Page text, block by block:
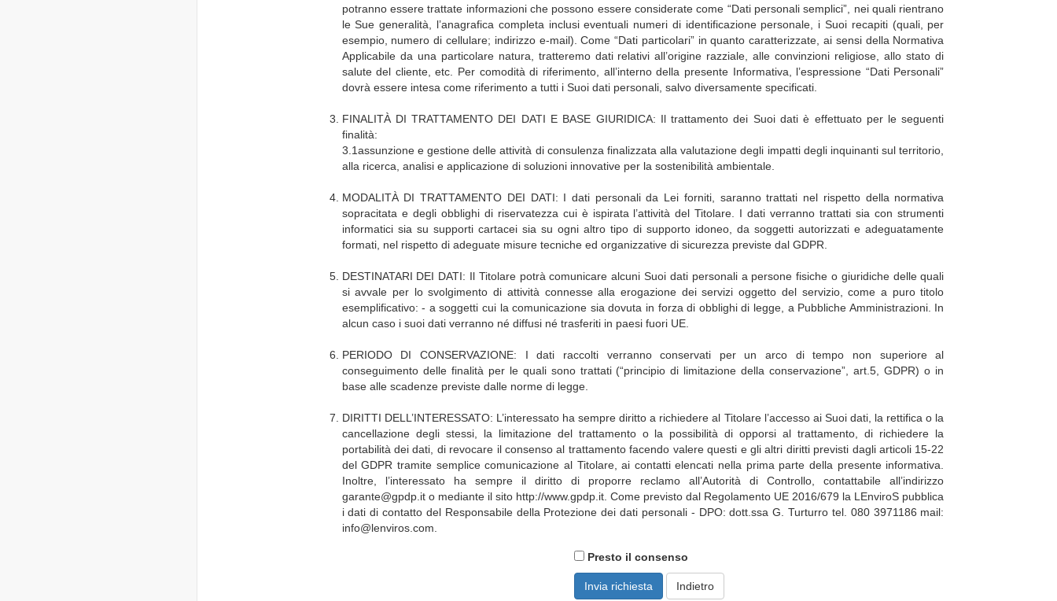
potranno essere trattate informazioni che possono essere considerate come “Dati personali semplici”, nei quali rientrano
le Sue generalità, l’anagrafica completa inclusi eventuali numeri di identificazione personale, i Suoi recapiti (quali, per
esempio, numero di cellulare; indirizzo e-mail). Come “Dati particolari” in quanto caratterizzate, ai sensi della Normativa
Applicabile da una particolare natura, tratteremo dati relativi all’origine razziale, alle convinzioni religiose, allo stato di
salute del cliente, etc. Per comodità di riferimento, all’interno della presente Informativa, l’espressione “Dati Personali”
dovrà essere intesa come riferimento a tutti i Suoi dati personali, salvo diversamente specificati.
FINALITÀ DI TRATTAMENTO DEI DATI E BASE GIURIDICA: Il trattamento dei Suoi dati è effettuato per le seguenti
finalità:
3.1assunzione e gestione delle attività di consulenza finalizzata alla valutazione degli impatti degli inquinanti sul territorio,
alla ricerca, analisi e applicazione di soluzioni innovative per la sostenibilità ambientale.
MODALITÀ DI TRATTAMENTO DEI DATI: I dati personali da Lei forniti, saranno trattati nel rispetto della normativa
sopracitata e degli obblighi di riservatezza cui è ispirata l’attività del Titolare. I dati verranno trattati sia con strumenti
informatici sia su supporti cartacei sia su ogni altro tipo di supporto idoneo, da soggetti autorizzati e adeguatamente
formati, nel rispetto di adeguate misure tecniche ed organizzative di sicurezza previste dal GDPR.
DESTINATARI DEI DATI: Il Titolare potrà comunicare alcuni Suoi dati personali a persone fisiche o giuridiche delle quali
si avvale per lo svolgimento di attività connesse alla erogazione dei servizi oggetto del servizio, come a puro titolo
esemplificativo: - a soggetti cui la comunicazione sia dovuta in forza di obblighi di legge, a Pubbliche Amministrazioni. In
alcun caso i suoi dati verranno né diffusi né trasferiti in paesi fuori UE.
PERIODO DI CONSERVAZIONE: I dati raccolti verranno conservati per un arco di tempo non superiore al
conseguimento delle finalità per le quali sono trattati (“principio di limitazione della conservazione”, art.5, GDPR) o in
base alle scadenze previste dalle norme di legge.
DIRITTI DELL’INTERESSATO: L’interessato ha sempre diritto a richiedere al Titolare l’accesso ai Suoi dati, la rettifica o la
cancellazione degli stessi, la limitazione del trattamento o la possibilità di opporsi al trattamento, di richiedere la
portabilità dei dati, di revocare il consenso al trattamento facendo valere questi e gli altri diritti previsti dagli articoli 15-22
del GDPR tramite semplice comunicazione al Titolare, ai contatti elencati nella prima parte della presente informativa.
Inoltre, l’interessato ha sempre il diritto di proporre reclamo all’Autorità di Controllo, contattabile all’indirizzo
garante@gpdp.it o mediante il sito http://www.gpdp.it. Come previsto dal Regolamento UE 2016/679 la LEnviroS pubblica
i dati di contatto del Responsabile della Protezione dei dati personali - DPO: dott.ssa G. Turturro tel. 080 3971186 mail:
info@lenviros.com.
Presto il consenso
Indietro